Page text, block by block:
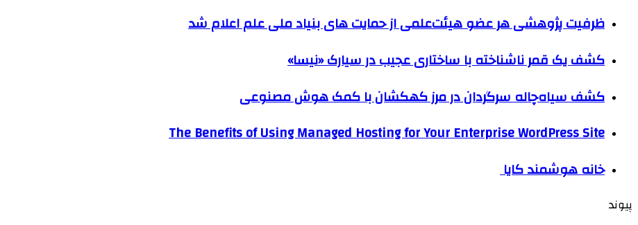
ظرفیت پژوهشی هر عضو هیئت‌علمی از حمایت های بنیاد ملی علم اعلام شد
کشف یک قمر ناشناخته با ساختاری عجیب در سیارک «نیسا»
کشف سیاه‌چاله سرگردان در مرز کهکشان با کمک هوش مصنوعی
The Benefits of Using Managed Hosting for Your Enterprise WordPress Site
خانه هوشمند کایا
پیوند